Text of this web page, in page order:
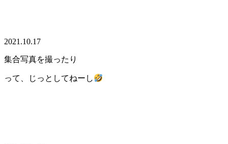
2021.10.17
集合写真を撮ったり
って、じっとしてねーし